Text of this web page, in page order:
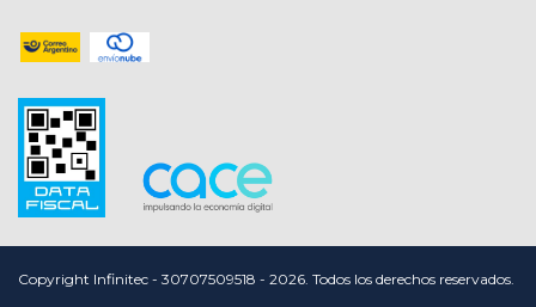
Copyright Infinitec - 30707509518 - 2026. Todos los derechos reservados.